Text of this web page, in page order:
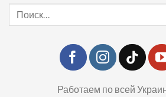
Искать:
Работаем по всей